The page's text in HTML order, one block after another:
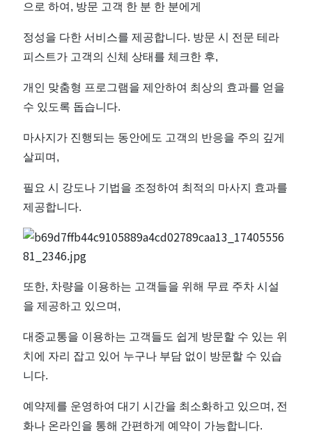
으로 하여, 방문 고객 한 분 한 분에게
정성을 다한 서비스를 제공합니다. 방문 시 전문 테라
피스트가 고객의 신체 상태를 체크한 후,
개인 맞춤형 프로그램을 제안하여 최상의 효과를 얻을
수 있도록 돕습니다.
마사지가 진행되는 동안에도 고객의 반응을 주의 깊게
살피며,
필요 시 강도나 기법을 조정하여 최적의 마사지 효과를
제공합니다.
또한, 차량을 이용하는 고객들을 위해 무료 주차 시설
을 제공하고 있으며,
대중교통을 이용하는 고객들도 쉽게 방문할 수 있는 위
치에 자리 잡고 있어 누구나 부담 없이 방문할 수 있습
니다.
예약제를 운영하여 대기 시간을 최소화하고 있으며, 전
화나 온라인을 통해 간편하게 예약이 가능합니다.